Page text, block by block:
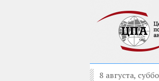
8 августа,